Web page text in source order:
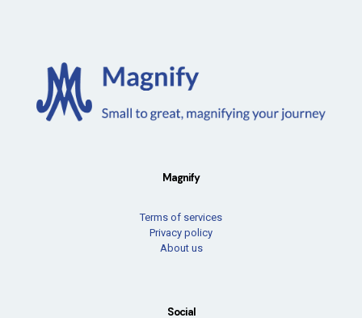
Magnify
Terms of services
Privacy policy
About us
Social